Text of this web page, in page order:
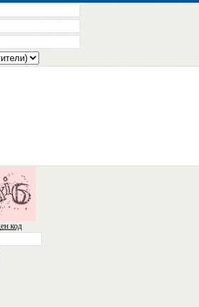
код